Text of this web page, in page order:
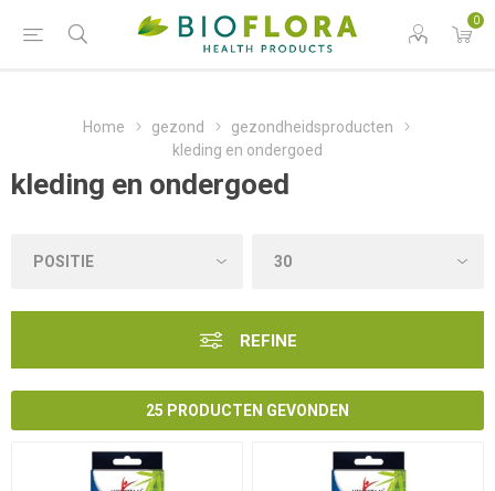
0
Home gezond
gezondheidsproducten
kleding en ondergoed
kleding en ondergoed
REFINE
25 PRODUCTEN GEVONDEN